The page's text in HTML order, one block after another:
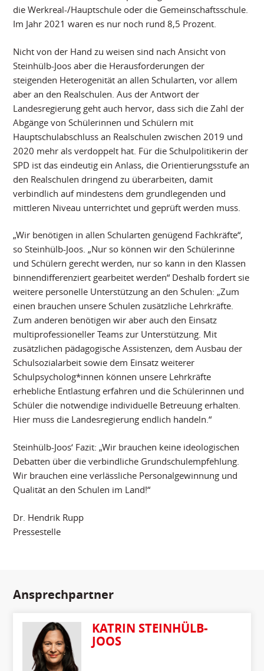
die Werkreal-/Hauptschule oder die Gemeinschaftsschule.
Im Jahr 2021 waren es nur noch rund 8,5 Prozent.
Nicht von der Hand zu weisen sind nach Ansicht von
Steinhülb-Joos aber die Herausforderungen der
steigenden Heterogenität an allen Schularten, vor allem
aber an den Realschulen. Aus der Antwort der
Landesregierung geht auch hervor, dass sich die Zahl der
Abgänge von Schülerinnen und Schülern mit
Hauptschulabschluss an Realschulen zwischen 2019 und
2020 mehr als verdoppelt hat. Für die Schulpolitikerin der
SPD ist das eindeutig ein Anlass, die Orientierungsstufe an
den Realschulen dringend zu überarbeiten, damit
verbindlich auf mindestens dem grundlegenden und
mittleren Niveau unterrichtet und geprüft werden muss.
„Wir benötigen in allen Schularten genügend Fachkräfte“,
so Steinhülb-Joos. „Nur so können wir den Schülerinne
und Schülern gerecht werden, nur so kann in den Klassen
binnendifferenziert gearbeitet werden“ Deshalb fordert sie
weitere personelle Unterstützung an den Schulen: „Zum
einen brauchen unsere Schulen zusätzliche Lehrkräfte.
Zum anderen benötigen wir aber auch den Einsatz
multiprofessioneller Teams zur Unterstützung. Mit
zusätzlichen pädagogische Assistenzen, dem Ausbau der
Schulsozialarbeit sowie dem Einsatz weiterer
Schulpsycholog*innen können unsere Lehrkräfte
erhebliche Entlastung erfahren und die Schülerinnen und
Schüler die notwendige individuelle Betreuung erhalten.
Hier muss die Landesregierung endlich handeln.“
Steinhülb-Joos‘ Fazit: „Wir brauchen keine ideologischen
Debatten über die verbindliche Grundschulempfehlung.
Wir brauchen eine verlässliche Personalgewinnung und
Qualität an den Schulen im Land!“
Dr. Hendrik Rupp
Pressestelle
Ansprechpartner
KATRIN STEINHÜLB-
JOOS